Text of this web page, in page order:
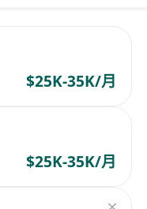
$25K-35K/月
$25K-35K/月